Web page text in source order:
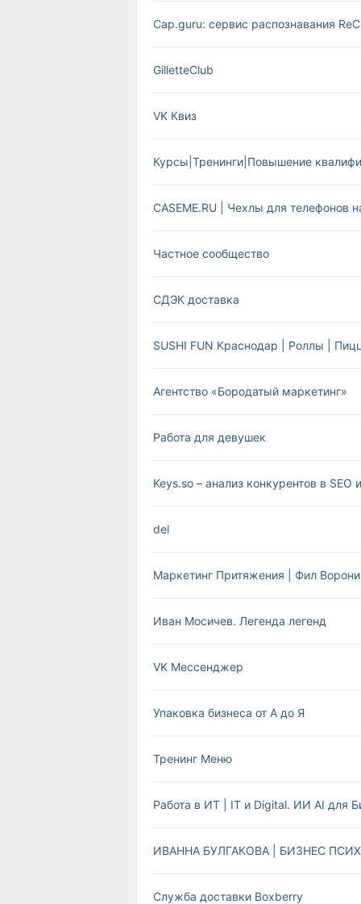
Cap.guru: cервис распознавания
GilletteClub
VK Квиз
Курсы|Тренинги|Повышение
CASEME.RU | Чехлы для телефонов
Частное сообщество
СДЭК доставка
SUSHI FUN Краснодар | Роллы |
Агентство «Бородатый маркетинг»
Работа для девушек
Keys.so – анализ конкурентов в SEO
del
Маркетинг Притяжения | Фил
Иван Мосичев. Легенда легенд
VK Мессенджер
Упаковка бизнеса от А до Я
Тренинг Меню
Работа в ИТ | IT и Digital. ИИ AI для
ИВАННА БУЛГАКОВА | БИЗНЕС
Служба доставки Boxberry